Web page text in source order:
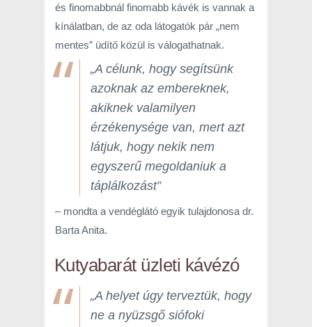
és finomabbnál finomabb kávék is vannak a
kínálatban, de az oda látogatók pár „nem
mentes” üdítő közül is válogathatnak.
„A célunk, hogy segítsünk
azoknak az embereknek,
akiknek valamilyen
érzékenysége van, mert azt
látjuk, hogy nekik nem
egyszerű megoldaniuk a
táplálkozást”
– mondta a vendéglátó egyik tulajdonosa dr.
Barta Anita.
Kutyabarát üzleti kávézó
„A helyet úgy terveztük, hogy
ne a nyüzsgő siófoki